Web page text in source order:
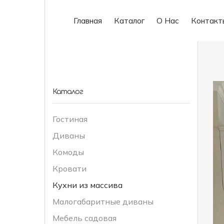
Главная Каталог О Нас
Каталог
Гостиная
Диваны
Комоды
Кровати
Кухни из массива
Малогабаритные диваны
Мебель садовая